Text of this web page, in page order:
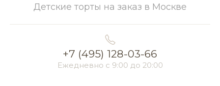
Детские торты на заказ в Москве
+7 (495) 128-03-66
Ежедневно с 9:00 до 20:00